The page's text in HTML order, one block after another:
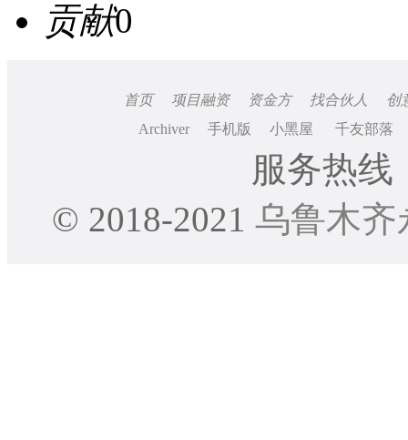
贡献0
首页 项目融资 资金方 找合伙人
创
Archiver
手机版 小黑屋 千友部落
服务热线
© 2018-2021 乌鲁木齐